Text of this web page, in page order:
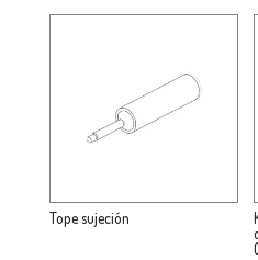
Tope sujeción